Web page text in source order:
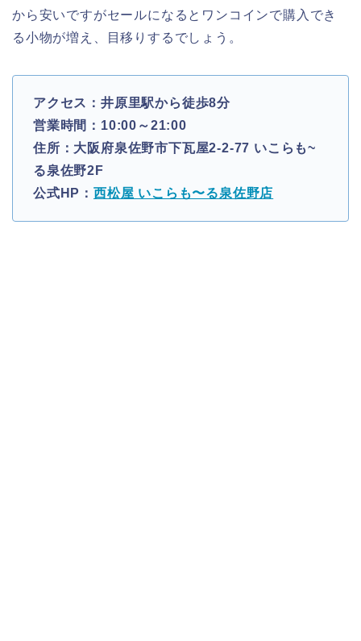
から安いですがセールになるとワンコインで購入でき
る小物が増え、目移りするでしょう。
アクセス：井原里駅から徒歩8分
営業時間：10:00～21:00
住所：大阪府泉佐野市下瓦屋2-2-77 いこらも~
る泉佐野2F
公式HP： 西松屋 いこらも〜る泉佐野店